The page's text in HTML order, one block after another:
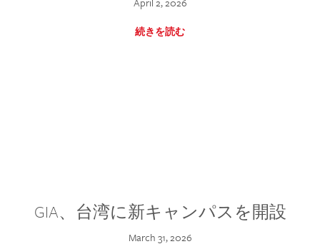
続きを読む
GIA、台湾に新キャンパスを開設
March 31, 2026